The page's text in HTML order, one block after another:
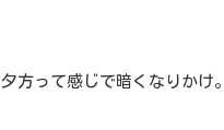
方って感じで暗くなりかけ。